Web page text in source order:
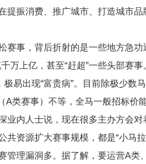
振消费、推广城市、打造城市品
事，背后折射的是一些地方急功
万上亿，甚至“赶超”一些头部赛事
易出现“富贵病”。目前除极少数
A类赛事）不等，全马一般招标价
业内人士说，现在很多主办方会
资源扩大赛事规模，都是“小马拉
理漏洞多。据了解，要运营A类